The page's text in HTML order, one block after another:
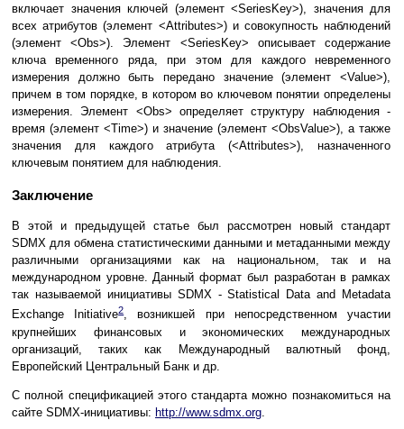
включает значения ключей (элемент <SeriesKey>), значения для
всех атрибутов (элемент <Attributes>) и совокупность наблюдений
(элемент <Obs>). Элемент <SeriesKey> описывает содержание
ключа временного ряда, при этом для каждого невременного
измерения должно быть передано значение (элемент <Value>),
причем в том порядке, в котором во ключевом понятии определены
измерения. Элемент <Obs> определяет структуру наблюдения -
время (элемент <Time>) и значение (элемент <ObsValue>), а также
значения для каждого атрибута (<Attributes>), назначенного
ключевым понятием для наблюдения.
Заключение
В этой и предыдущей статье был рассмотрен новый стандарт
SDMX для обмена статистическими данными и метаданными между
различными организациями как на национальном, так и на
международном уровне. Данный формат был разработан в рамках
так называемой инициативы SDMX - Statistical Data and Metadata
Exchange Initiative2, возникшей при непосредственном участии
крупнейших финансовых и экономических международных
организаций, таких как Международный валютный фонд,
Европейский Центральный Банк и др.
С полной спецификацией этого стандарта можно познакомиться на
сайте SDMX-инициативы: http://www.sdmx.org